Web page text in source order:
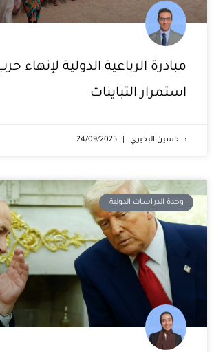
مبادرة الرباعية الدولية لإنهاء
استمرار التباينات
د. حسين البحيري
وحدة الدراسات الدولية